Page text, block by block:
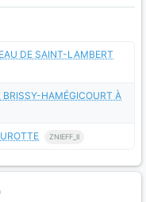
DE SAINT-LAMBERT
BRISSY-HAMÉGICOURT À
ZNIEFF_II